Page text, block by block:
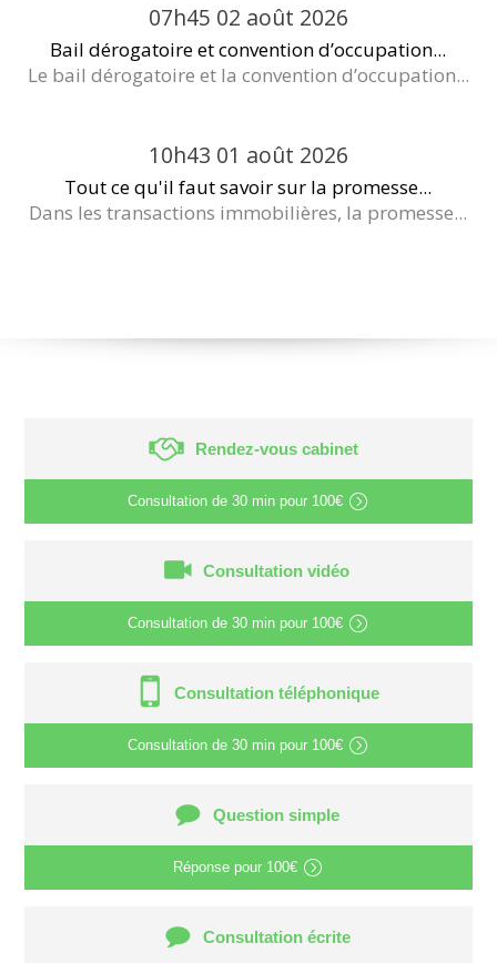
07h45 02 août 2026
Bail dérogatoire et convention d’occupation...
Le bail dérogatoire et la convention d’occupation...
10h43 01 août 2026
Tout ce qu'il faut savoir sur la promesse...
Dans les transactions immobilières, la promesse...
Rendez-vous cabinet
Consultation de 30 min pour 100€
Consultation vidéo
Consultation de 30 min pour 100€
Consultation téléphonique
Consultation de 30 min pour 100€
Question simple
Réponse pour 100€
Consultation écrite